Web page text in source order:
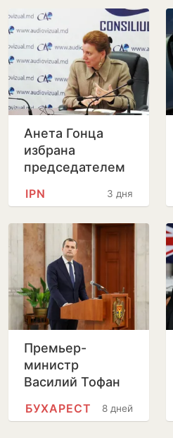
Анета Гонца
избрана
председателем
телевидению и
отставки
Лилианы Вицу
3 дня
IPN
Премьер-
министр
Василий Тофан
официальный8 дней
БУХАРЕСТ